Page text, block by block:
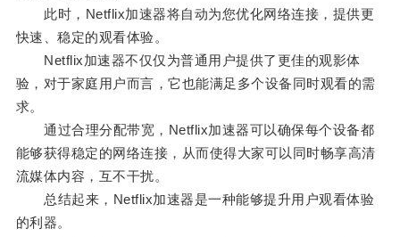
此时，Netflix加速器将自动为您优化网络连接，提供更
快速、稳定的观看体验。
Netflix加速器不仅仅为普通用户提供了更佳的观影体
验，对于家庭用户而言，它也能满足多个设备同时观看的需
求。
通过合理分配带宽，Netflix加速器可以确保每个设备都
能够获得稳定的网络连接，从而使得大家可以同时畅享高清
流媒体内容，互不干扰。
总结起来，Netflix加速器是一种能够提升用户观看体验
的利器。